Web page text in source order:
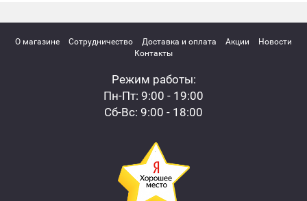
О магазине Сотрудничество Доставка и оплата Акции
Новости
Контакты
Режим работы:
Пн-Пт: 9:00 - 19:00
Сб-Вс: 9:00 - 18:00